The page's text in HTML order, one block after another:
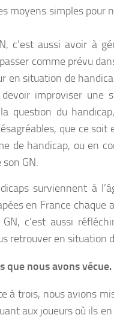
moyens simples pour
c’est aussi avoir à
comme prévu
en situation de
improviser une
question du
que ce soit
de handicap, ou en
son GN.
surviennent à
en France chaque
c’est aussi
retrouver en situation
que nous avons vécue.
à trois, nous avions
aux joueurs où ils